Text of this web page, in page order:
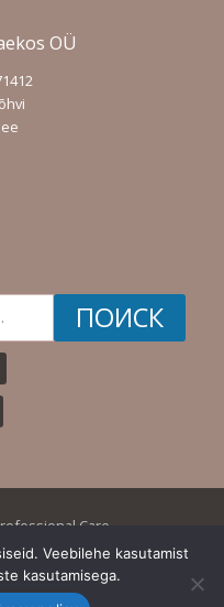
OÜ
ПОИСК
Care
Veebilehe kasutamist
kasutamisega.